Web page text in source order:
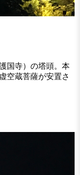
国寺）の塔頭。本
空蔵菩薩が安置さ